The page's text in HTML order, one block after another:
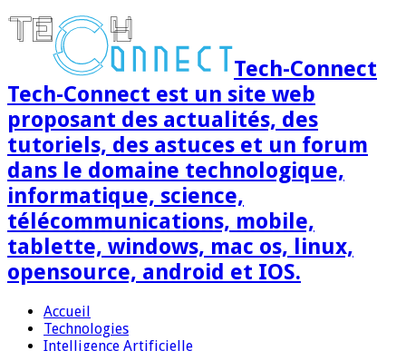
Tech-Connect
Tech-Connect est un site web
proposant des actualités, des
tutoriels, des astuces et un forum
dans le domaine technologique,
informatique, science,
télécommunications, mobile,
tablette, windows, mac os, linux,
opensource, android et IOS.
Accueil
Technologies
Intelligence Artificielle